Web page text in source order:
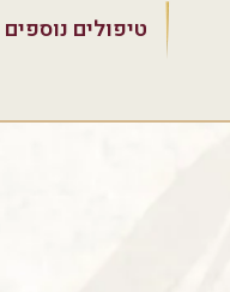
טיפולים נוספים